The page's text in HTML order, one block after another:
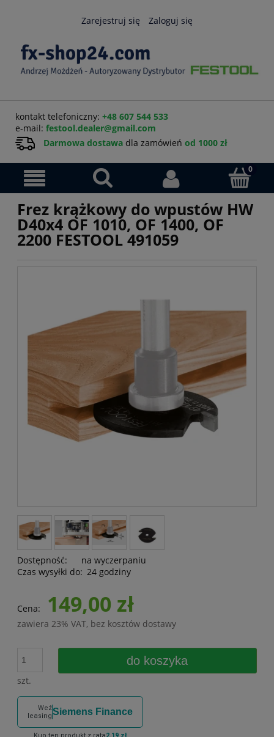
Zarejestruj się Zaloguj się
kontakt telefoniczny: +48 607 544 533
e-mail: festool.dealer@gmail.com
Darmowa dostawa dla zamówień od 1000 zł
Frez krążkowy do wpustów HW
D40x4 OF 1010, OF 1400, OF
2200 FESTOOL 491059
Dostępność:
na wyczerpaniu
Czas wysyłki do: 24 godziny
Cena: 149,00 zł
zawiera 23% VAT, bez kosztów dostawy
szt.
do koszyka
Weź
leasingSiemens Finance